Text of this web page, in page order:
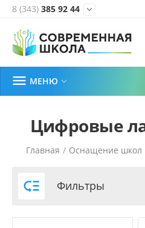
8 (343) 385 92 44 
 МЕНЮ 
Цифровые
Главная / Оснащение школ
 Фильтры